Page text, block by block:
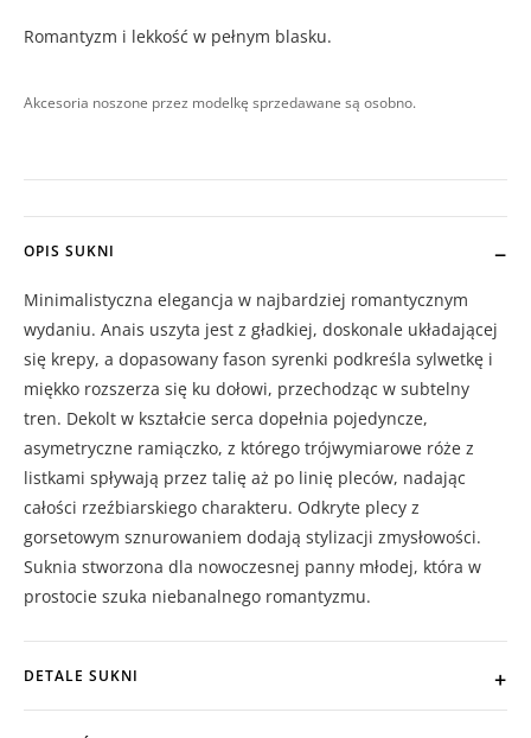
Romantyzm i lekkość w pełnym blasku.
Akcesoria noszone przez modelkę sprzedawane są osobno.
OPIS SUKNI
Minimalistyczna elegancja w najbardziej romantycznym
wydaniu. Anais uszyta jest z gładkiej, doskonale układającej
się krepy, a dopasowany fason syrenki podkreśla sylwetkę i
miękko rozszerza się ku dołowi, przechodząc w subtelny
tren. Dekolt w kształcie serca dopełnia pojedyncze,
asymetryczne ramiączko, z którego trójwymiarowe róże z
listkami spływają przez talię aż po linię pleców, nadając
całości rzeźbiarskiego charakteru. Odkryte plecy z
gorsetowym sznurowaniem dodają stylizacji zmysłowości.
Suknia stworzona dla nowoczesnej panny młodej, która w
prostocie szuka niebanalnego romantyzmu.
DETALE SUKNI